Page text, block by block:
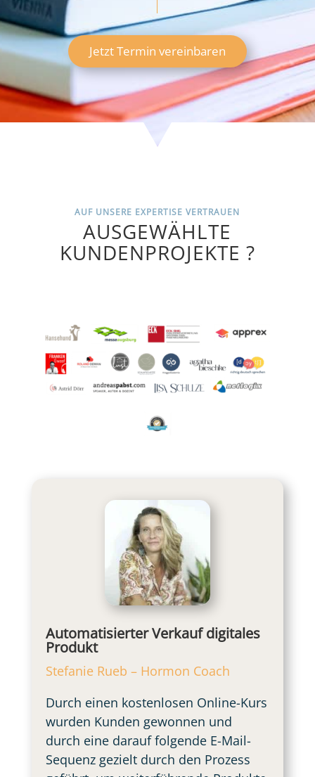
Jetzt Termin vereinbaren
AUF UNSERE EXPERTISE VERTRAUEN
AUSGEWÄHLTE
KUNDENPROJEKTE ?
Automatisierter Verkauf digitales
Produkt
Stefanie Rueb – Hormon Coach
Durch einen kostenlosen Online-Kurs
wurden Kunden gewonnen und
durch eine darauf folgende E-Mail-
Sequenz gezielt durch den Prozess